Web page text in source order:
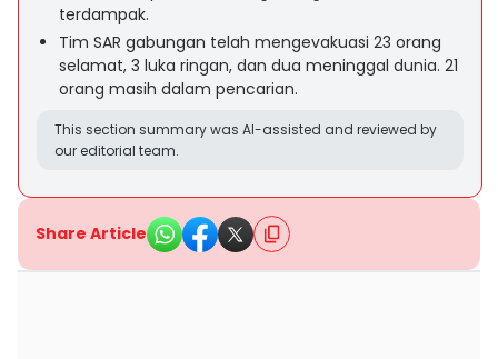
terdampak.
Tim SAR gabungan telah mengevakuasi 23 orang
selamat, 3 luka ringan, dan dua meninggal dunia. 21
orang masih dalam pencarian.
This section summary was AI-assisted and reviewed by
our editorial team.
Share Article